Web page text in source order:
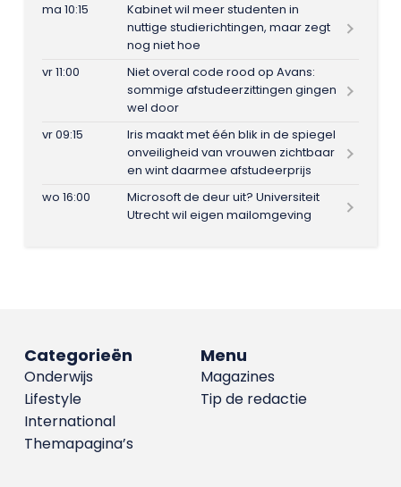
ma 10:15
Kabinet wil meer studenten in
nuttige studierichtingen, maar zegt
nog niet hoe
vr 11:00
Niet overal code rood op Avans:
sommige afstudeerzittingen gingen
wel door
vr 09:15
Iris maakt met één blik in de spiegel
onveiligheid van vrouwen zichtbaar
en wint daarmee afstudeerprijs
wo 16:00
Microsoft de deur uit? Universiteit
Utrecht wil eigen mailomgeving
Menu
Magazines
Tip de redactie
Categorieën
Onderwijs
Lifestyle
International
Themapagina’s